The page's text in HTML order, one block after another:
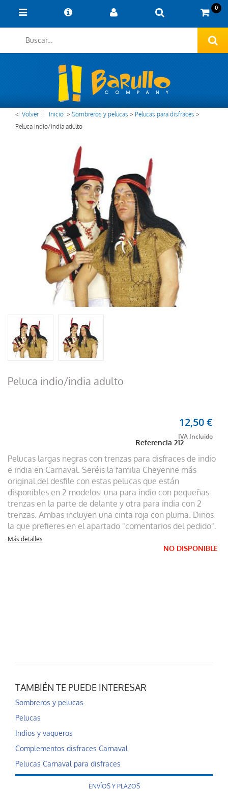
0
< Volver Inicio >Sombreros y pelucas > Pelucas para disfraces >
Peluca indio/india adulto
Peluca indio/india adulto
Referencia212
12,50 €
Pelucas largas negras con trenzas para disfraces de indio
e india en Carnaval. Seréis la familia Cheyenne más
original del desfile con estas pelucas que están
disponibles en 2 modelos: una para indio con pequeñas
trenzas en la parte de delante y otra para india con 2
trenzas. Ambas incluyen una cinta roja con pluma. Dinos
la que prefieres en el apartado "comentarios del pedido".
Más detalles
NO DISPONIBLE
TAMBIÉN TE PUEDE INTERESAR
Sombreros y pelucas
Pelucas
Indios y vaqueros
Complementos disfraces Carnaval
Pelucas Carnaval para disfraces
ENVÍOS Y PLAZOS